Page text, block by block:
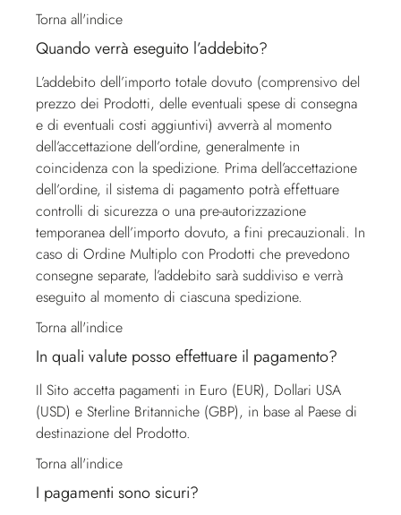
Torna all'indice
Quando verrà eseguito l’addebito?
L’addebito dell’importo totale dovuto (comprensivo del
prezzo dei Prodotti, delle eventuali spese di consegna
e di eventuali costi aggiuntivi) avverrà al momento
dell’accettazione dell’ordine, generalmente in
coincidenza con la spedizione. Prima dell’accettazione
dell’ordine, il sistema di pagamento potrà effettuare
controlli di sicurezza o una pre-autorizzazione
temporanea dell’importo dovuto, a fini precauzionali. In
caso di Ordine Multiplo con Prodotti che prevedono
consegne separate, l’addebito sarà suddiviso e verrà
eseguito al momento di ciascuna spedizione.
Torna all'indice
In quali valute posso effettuare il pagamento?
Il Sito accetta pagamenti in Euro (EUR), Dollari USA
(USD) e Sterline Britanniche (GBP), in base al Paese di
destinazione del Prodotto.
Torna all'indice
I pagamenti sono sicuri?